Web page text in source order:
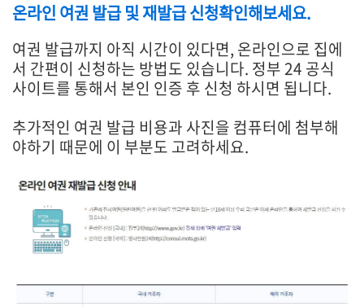
온라인 여권 발급 및 재발급 신청확인해보세요.
여권 발급까지 아직 시간이 있다면, 온라인으로 집에
서 간편이 신청하는 방법도 있습니다. 정부 24 공식
사이트를 통해서 본인 인증 후 신청 하시면 됩니다.
추가적인 여권 발급 비용과 사진을 컴퓨터에 첨부해
야하기 때문에 이 부분도 고려하세요.